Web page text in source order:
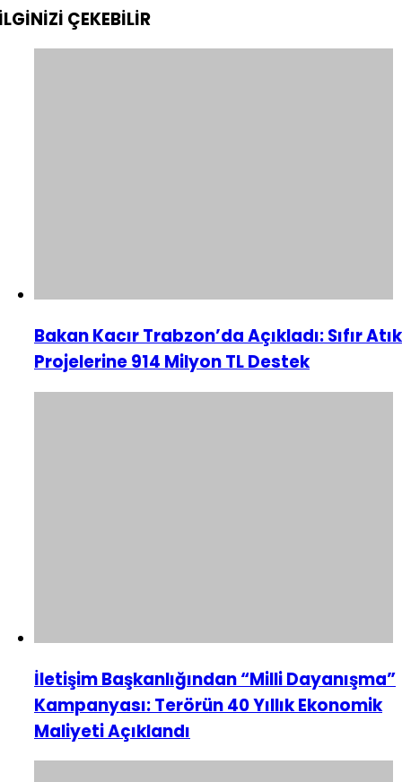
ÇEKEBİLİR
Bakan Kacır Trabzon’da Açıkladı: Sıfır Atık
Projelerine 914 Milyon TL Destek
İletişim Başkanlığından “Milli Dayanışma”
Kampanyası: Terörün 40 Yıllık Ekonomik
Maliyeti Açıklandı